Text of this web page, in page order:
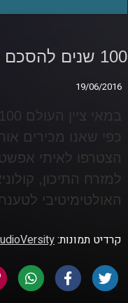
19/06/2016
100 שנים להסכם סייקס-פיקו
19/06/2016
כפי שאנו מכירים
הצטרפו לאיתי
למזרח התיכון,
האולטימיטיבי
קרדיט תמונות: